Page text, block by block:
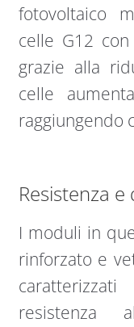
fotovoltaico
celle G12 con
grazie alla
celle
raggiungendo
Resistenza e
I moduli in
rinforzato e
resistenza